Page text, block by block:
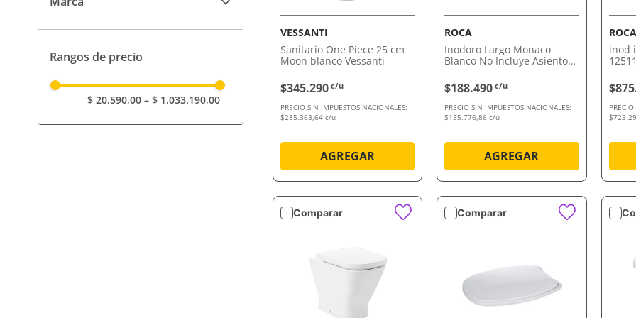
Bidets
Accesorios Sanitarios
Descargas Inodoros y
Desagües
Ariel
Capea
F.V.
Rangos de precio
$ 20.590,00 – $ 1.033.190,00
VESSANTI
Sanitario One Piece 25 cm
Moon blanco Vessanti
$345.290 c/u
PRECIO SIN IMPUESTOS NACIONALES:
$285.363,64 c/u
AGREGAR
ROCA
Inodoro Largo Monaco
Blanco No Incluye Asiento
$188.490 c/u
PRECIO SIN IMPUESTOS NACIONALES:
$155.776,86 c/u
AGREGAR
ROCA
inod
Comparar Comparar